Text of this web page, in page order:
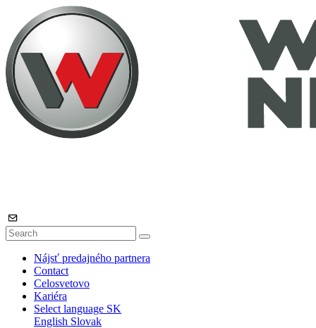
Nájsť predajného partnera
Contact
Celosvetovo
Kariéra
Select language SK
English Slovak